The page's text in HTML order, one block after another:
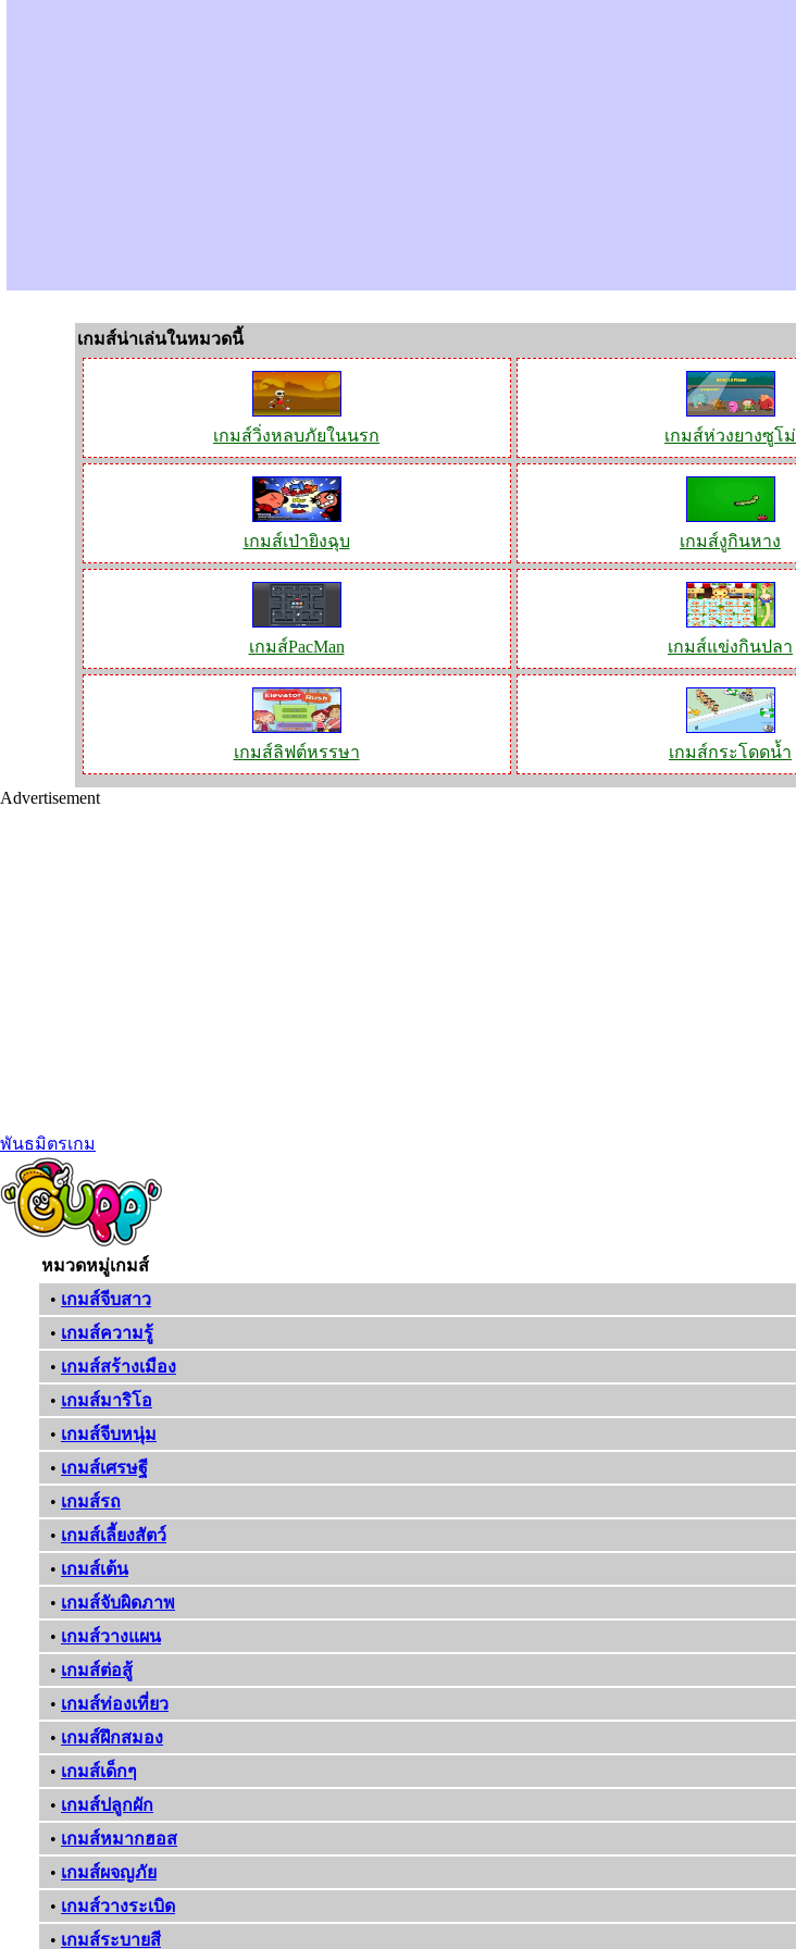
เกมส์น่าเล่นในหมวดนี้
เกมส์วิ่งหลบภัยในนรก เกมส์ห่วงยางซูโม่
เกมส์เป่ายิงฉุบ เกมส์งูกินหาง
เกมส์PacMan เกมส์แข่งกินปลา
เกมส์ลิฟต์หรรษา เกมส์กระโดดน้ำ
Advertisement
พันธมิตรเกม
หมวดหมู่เกมส์
• เกมส์จีบสาว
• เกมส์ความรู้
• เกมส์สร้างเมือง
• เกมส์มาริโอ
• เกมส์จีบหนุ่ม
• เกมส์เศรษฐี
• เกมส์รถ
• เกมส์เลี้ยงสัตว์
• เกมส์เต้น
• เกมส์จับผิดภาพ
• เกมส์วางแผน
• เกมส์ต่อสู้
• เกมส์ท่องเที่ยว
• เกมส์ฝึกสมอง
• เกมส์เด็กๆ
• เกมส์ปลูกผัก
• เกมส์หมากฮอส
• เกมส์ผจญภัย
• เกมส์วางระเบิด
• เกมส์ระบายสี